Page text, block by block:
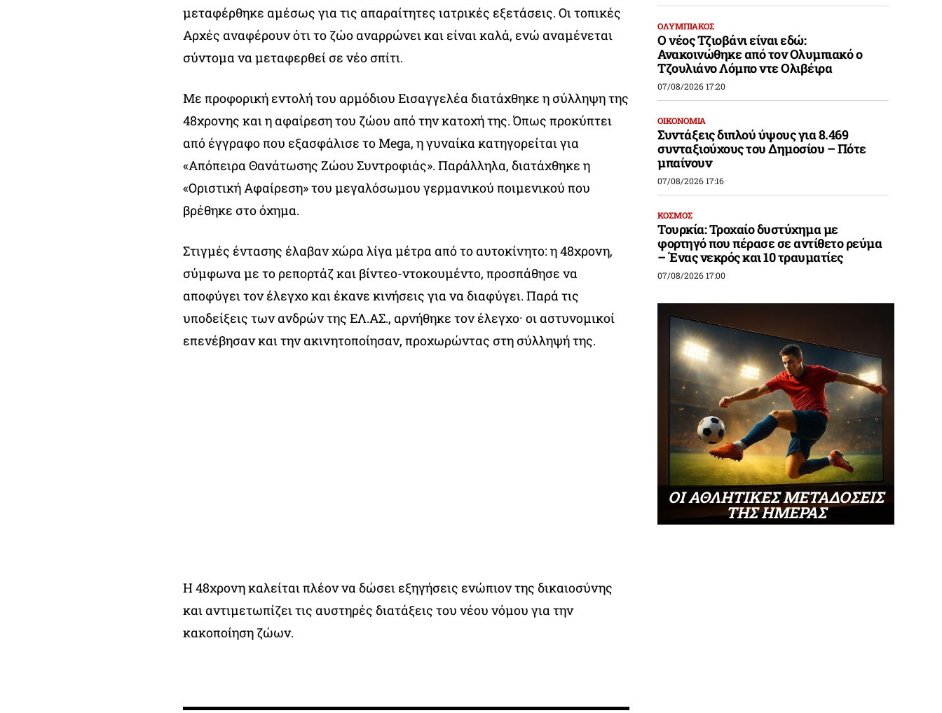
μεταφέρθηκε αμέσως για τις απαραίτητες ιατρικές εξετάσεις. Οι τοπικές
Αρχές αναφέρουν ότι το ζώο αναρρώνει και είναι καλά, ενώ αναμένεται
σύντομα να μεταφερθεί σε νέο σπίτι.
Με προφορική εντολή του αρμόδιου Εισαγγελέα διατάχθηκε η σύλληψη της
48χρονης και η αφαίρεση του ζώου από την κατοχή της. Όπως προκύπτει
από έγγραφο που εξασφάλισε το Mega, η γυναίκα κατηγορείται για
«Απόπειρα Θανάτωσης Ζώου Συντροφιάς». Παράλληλα, διατάχθηκε η
«Οριστική Αφαίρεση» του μεγαλόσωμου γερμανικού ποιμενικού που
βρέθηκε στο όχημα.
Στιγμές έντασης έλαβαν χώρα λίγα μέτρα από το αυτοκίνητο: η 48χρονη,
σύμφωνα με το ρεπορτάζ και βίντεο-ντοκουμέντο, προσπάθησε να
αποφύγει τον έλεγχο και έκανε κινήσεις για να διαφύγει. Παρά τις
υποδείξεις των ανδρών της ΕΛ.ΑΣ., αρνήθηκε τον έλεγχο· οι αστυνομικοί
επενέβησαν και την ακινητοποίησαν, προχωρώντας στη σύλληψή της.
Η 48χρονη καλείται πλέον να δώσει εξηγήσεις ενώπιον της δικαιοσύνης
και αντιμετωπίζει τις αυστηρές διατάξεις του νέου νόμου για την
κακοποίηση ζώων.
ΟΛΥΜΠΙΑΚΟΣ
Ο νέος Τζιοβάνι είναι εδώ:
Ανακοινώθηκε από τον Ολυμπιακό ο
Τζουλιάνο Λόμπο ντε Ολιβέιρα
07/08/2026 17:20
ΟΙΚΟΝΟΜΙΑ
Συντάξεις διπλού ύψους για 8.469
συνταξιούχους του Δημοσίου – Πότε
μπαίνουν
07/08/2026 17:16
ΚΟΣΜΟΣ
Τουρκία: Τροχαίο δυστύχημα με
φορτηγό που πέρασε σε αντίθετο ρεύμα
– Ένας νεκρός και 10 τραυματίες
07/08/2026 17:00
ΟΙ ΑΘΛΗΤΙΚΕΣ ΜΕΤΑΔΟΣΕΙΣ
ΤΗΣ ΗΜΕΡΑΣ